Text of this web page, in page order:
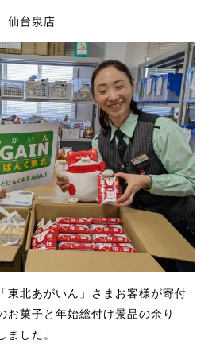
台泉店
東北あがいん」さま お客様が寄付
お菓子と年始総付け景品の余り
ました。